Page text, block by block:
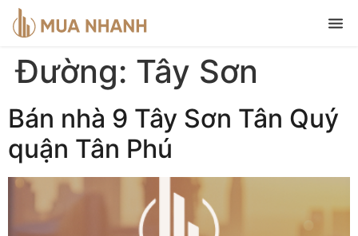
Đường: Tây Sơn
Bán nhà 9 Tây Sơn Tân Quý
quận Tân Phú